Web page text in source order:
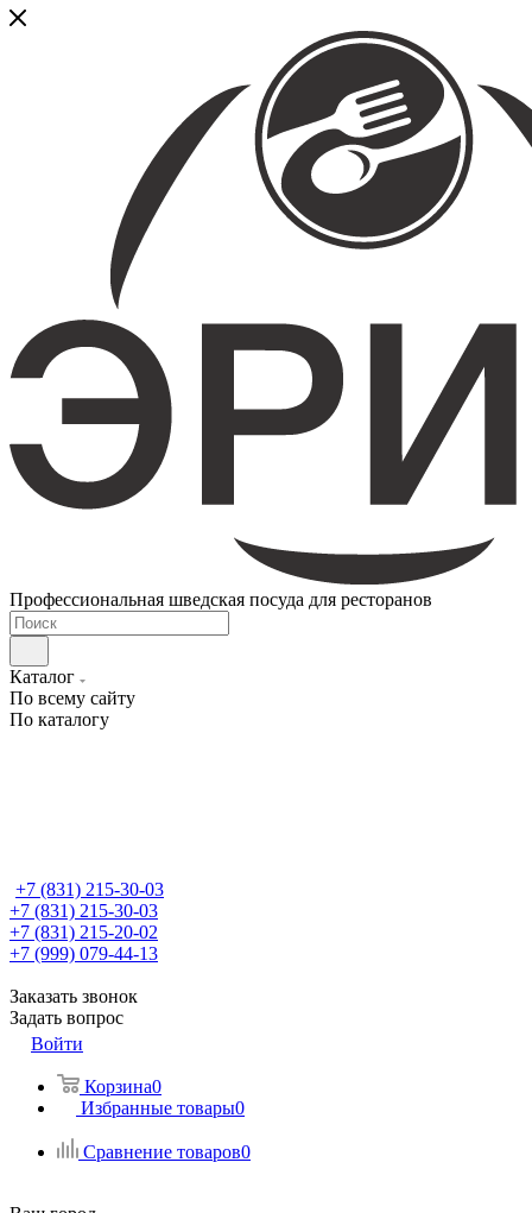
Профессиональная шведская посуда для ресторанов
Каталог
По всему сайту
По каталогу
+7 (831) 215-30-03
+7 (831) 215-30-03
+7 (831) 215-20-02
+7 (999) 079-44-13
Заказать звонок
Задать вопрос
Войти
Корзина0
Избранные товары0
Сравнение товаров0